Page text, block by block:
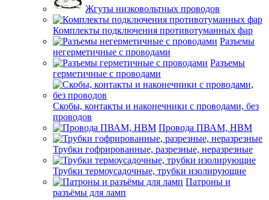
Жгуты низковольтных проводов
Комплекты подключения противотуманных фар
Разъемы
негерметичные с проводами
Разъемы
герметичные с проводами
Скобы, контакты и наконечники с проводами, без
проводов
Провода ПВАМ, НВМ
Трубки гофрированные, разрезные, неразрезные
Трубки термоусадочные, трубки изолирующие
Патроны и
разъёмы для ламп